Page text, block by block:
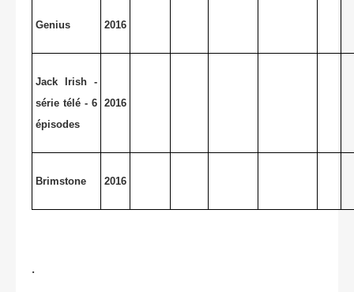
Genius 2016
Jack Irish -
série télé - 6
épisodes
2016
Brimstone 2016
.